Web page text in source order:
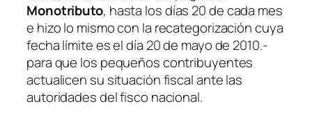
Monotributo, hasta los días 20 de cada mes
e hizo lo mismo con la recategorización cuya
fecha límite es el día 20 de mayo de 2010.-
para que los pequeños contribuyentes
actualicen su situación fiscal ante las
autoridades del fisco nacional.